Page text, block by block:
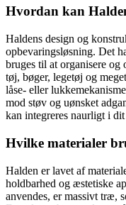
Hvordan kan
Haldens design og
opbevaringsløsning. Det
bruges til at organisere og
tøj, bøger, legetøj og
låse- eller
mod støv og uønsket
kan integreres naurligt i
Hvilke materialer
Halden er lavet af
holdbarhed og æstetiske
anvendes, er massivt træ,